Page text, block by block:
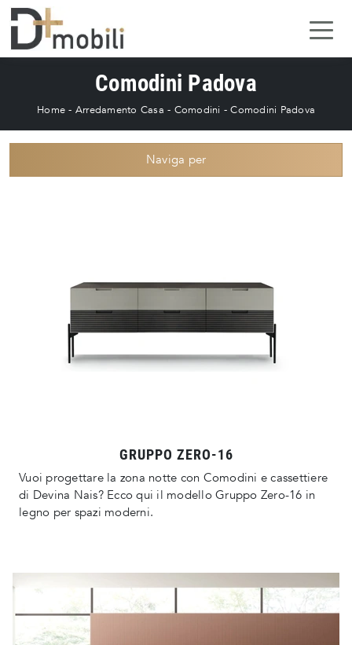
Comodini Padova
Home - Arredamento Casa - Comodini -Comodini Padova
Naviga per
GRUPPO ZERO-16
Vuoi progettare la zona notte con Comodini e cassettiere
di Devina Nais? Ecco qui il modello Gruppo Zero-16 in
legno per spazi moderni.